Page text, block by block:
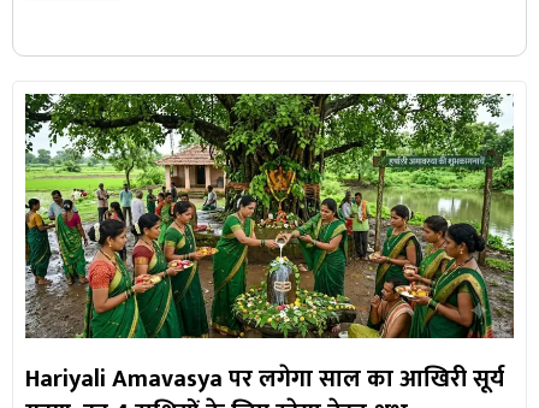
Hariyali Amavasya पर लगेगा साल का आखिरी सूर्य